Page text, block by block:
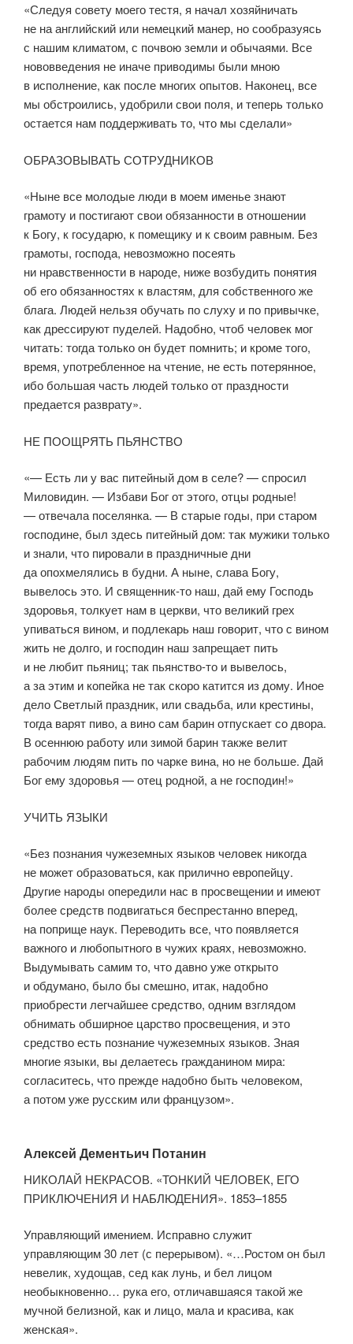
«Следуя совету моего тестя, я начал хозяйничать
не на английский или немецкий манер, но сообразуясь
с нашим климатом, с почвою земли и обычаями. Все
нововведения не иначе приводимы были мною
в исполнение, как после многих опытов. Наконец, все
мы обстроились, удобрили свои поля, и теперь только
остается нам поддерживать то, что мы сделали»
ОБРАЗОВЫВАТЬ СОТРУДНИКОВ
«Ныне все молодые люди в моем именье знают
грамоту и постигают свои обязанности в отношении
к Богу, к государю, к помещику и к своим равным. Без
грамоты, господа, невозможно посеять
ни нравственности в народе, ниже возбудить понятия
об его обязанностях к властям, для собственного же
блага. Людей нельзя обучать по слуху и по привычке,
как дрессируют пуделей. Надобно, чтоб человек мог
читать: тогда только он будет помнить; и кроме того,
время, употребленное на чтение, не есть потерянное,
ибо большая часть людей только от праздности
предается разврату».
НЕ ПООЩРЯТЬ ПЬЯНСТВО
«— Есть ли у вас питейный дом в селе? — спросил
Миловидин. — Избави Бог от этого, отцы родные!
— отвечала поселянка. — В старые годы, при старом
господине, был здесь питейный дом: так мужики только
и знали, что пировали в праздничные дни
да опохмелялись в будни. А ныне, слава Богу,
вывелось это. И священник-то наш, дай ему Господь
здоровья, толкует нам в церкви, что великий грех
упиваться вином, и подлекарь наш говорит, что с вином
жить не долго, и господин наш запрещает пить
и не любит пьяниц; так пьянство-то и вывелось,
а за этим и копейка не так скоро катится из дому. Иное
дело Светлый праздник, или свадьба, или крестины,
тогда варят пиво, а вино сам барин отпускает со двора.
В осеннюю работу или зимой барин также велит
рабочим людям пить по чарке вина, но не больше. Дай
Бог ему здоровья — отец родной, а не господин!»
УЧИТЬ ЯЗЫКИ
«Без познания чужеземных языков человек никогда
не может образоваться, как прилично европейцу.
Другие народы опередили нас в просвещении и имеют
более средств подвигаться беспрестанно вперед,
на поприще наук. Переводить все, что появляется
важного и любопытного в чужих краях, невозможно.
Выдумывать самим то, что давно уже открыто
и обдумано, было бы смешно, итак, надобно
приобрести легчайшее средство, одним взглядом
обнимать обширное царство просвещения, и это
средство есть познание чужеземных языков. Зная
многие языки, вы делаетесь гражданином мира:
согласитесь, что прежде надобно быть человеком,
а потом уже русским или французом».
Алексей Дементьич Потанин
НИКОЛАЙ НЕКРАСОВ. «ТОНКИЙ ЧЕЛОВЕК, ЕГО
ПРИКЛЮЧЕНИЯ И НАБЛЮДЕНИЯ». 1853–1855
Управляющий имением. Исправно служит
управляющим 30 лет (с перерывом). «…Ростом он был
невелик, худощав, сед как лунь, и бел лицом
необыкновенно… рука его, отличавшаяся такой же
мучной белизной, как и лицо, мала и красива, как
женская».